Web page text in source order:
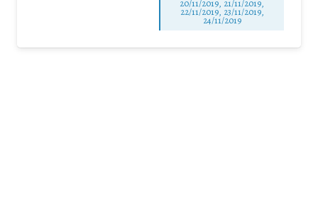
20/11/2019, 21/11/2019,
22/11/2019, 23/11/2019,
24/11/2019